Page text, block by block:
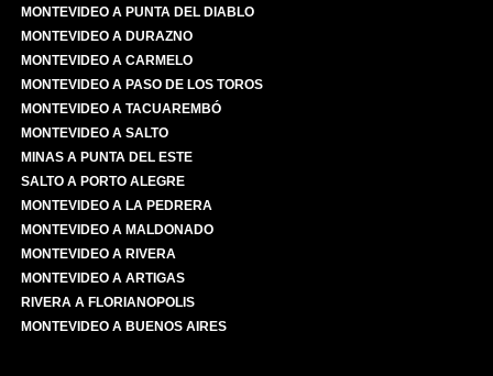
MONTEVIDEO A PUNTA DEL DIABLO
MONTEVIDEO A DURAZNO
MONTEVIDEO A CARMELO
MONTEVIDEO A PASO DE LOS TOROS
MONTEVIDEO A TACUAREMBÓ
MONTEVIDEO A SALTO
MINAS A PUNTA DEL ESTE
SALTO A PORTO ALEGRE
MONTEVIDEO A LA PEDRERA
MONTEVIDEO A MALDONADO
MONTEVIDEO A RIVERA
MONTEVIDEO A ARTIGAS
RIVERA A FLORIANOPOLIS
MONTEVIDEO A BUENOS AIRES